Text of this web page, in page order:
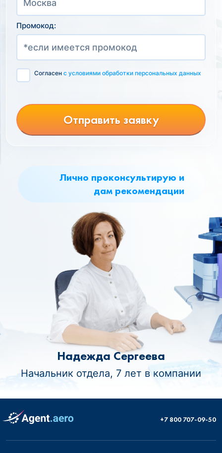
Лично проконсультирую и
дам рекомендации
Надежда Сергеева
Начальник отдела, 7 лет в компании
Промокод:
Согласен с условиями обработки персональных данных
Отправить заявку
+7 800 707-09-50